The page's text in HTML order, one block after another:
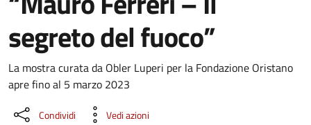
segreto del fuoco”
Dettaglio dell'evento
La mostra curata da Obler Luperi per la Fondazione Oristano
apre fino al 5 marzo 2023
Condividi Vedi azioni